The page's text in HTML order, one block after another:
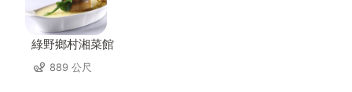
綠野鄉村湘菜館
889 公尺